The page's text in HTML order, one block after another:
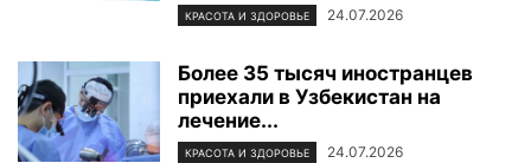
КРАСОТА И ЗДОРОВЬЕ 24.07.2026
Более 35 тысяч иностранцев
приехали в Узбекистан на
лечение...
КРАСОТА И ЗДОРОВЬЕ 24.07.2026